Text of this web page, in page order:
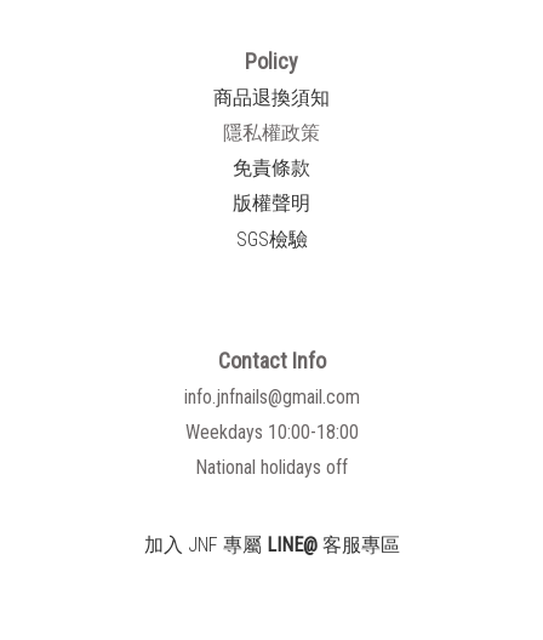
Policy
商品退換須知
隱私權政策
免責條款
版權聲明
SGS檢驗
Contact Info
info.jnfnails@gmail.com
Weekdays 10:00-18:00
National holidays off
加入 JNF 專屬 LINE@ 客服專區